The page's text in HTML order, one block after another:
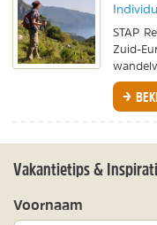
STAP
Zuid-
Vakantietips &
Voornaam